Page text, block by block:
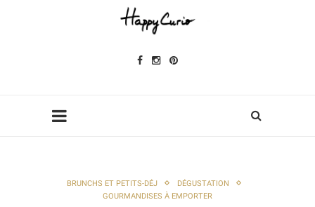
BRUNCHS ET PETITS-DÉJ
DÉGUSTATION
GOURMANDISES À EMPORTER